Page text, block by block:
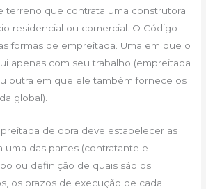
terreno que contrata uma construtora
residencial ou comercial. O Código
formas de empreitada. Uma em que o
apenas com seu trabalho (empreitada
outra em que ele também fornece os
global).
de obra deve estabelecer as
uma das partes (contratante e
ou definição de quais são os
os prazos de execução de cada